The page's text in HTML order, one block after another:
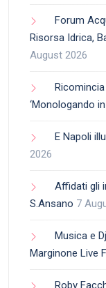
Forum
Risorsa Idrica,
August 2026
‘Monologando
E Napoli
2026
Affidati gli
S.Ansano 7
Musica e
Marginone Live
Roby